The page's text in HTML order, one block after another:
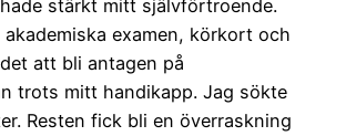
stärkt mitt självförtroende.
examen, körkort och
att bli antagen på
trots mitt handikapp. Jag sökte
Resten fick bli en överraskning